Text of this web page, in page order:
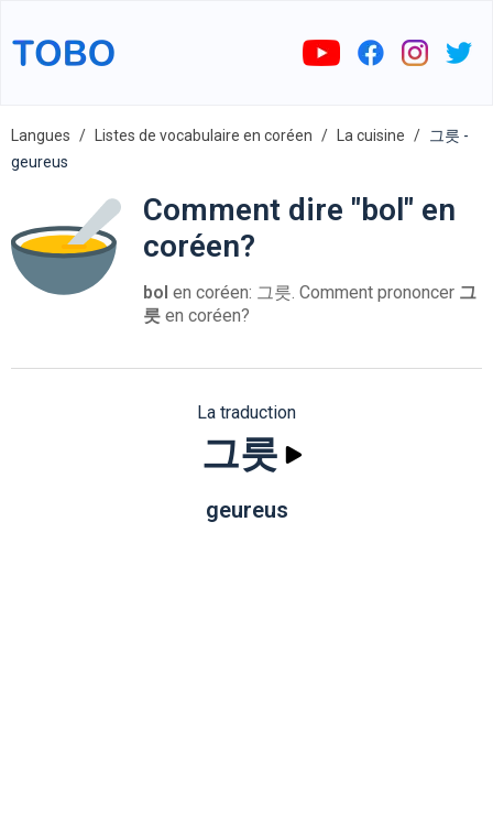
Langues Listes de vocabulaire en coréen La cuisine
그릇 -
geureus
Comment dire "bol" en
coréen?
bol en coréen: 그릇. Comment prononcer 그
릇 en coréen?
La traduction
그릇
geureus